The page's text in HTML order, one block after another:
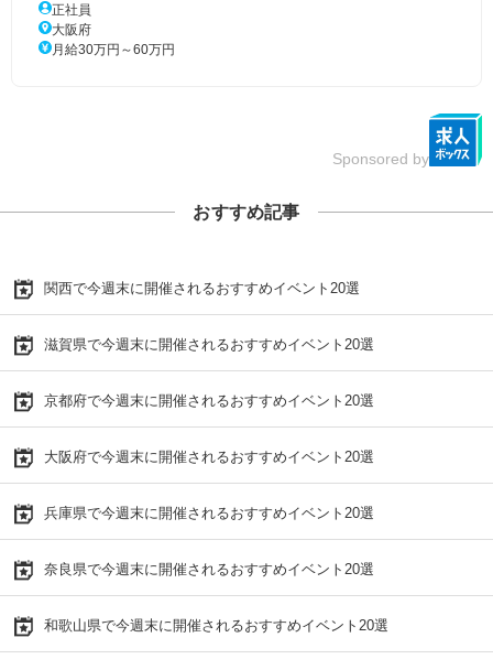
正社員
大阪府
月給30万円～60万円
Sponsored by
おすすめ記事
関西で今週末に開催されるおすすめイベント20選
滋賀県で今週末に開催されるおすすめイベント20選
京都府で今週末に開催されるおすすめイベント20選
大阪府で今週末に開催されるおすすめイベント20選
兵庫県で今週末に開催されるおすすめイベント20選
奈良県で今週末に開催されるおすすめイベント20選
和歌山県で今週末に開催されるおすすめイベント20選